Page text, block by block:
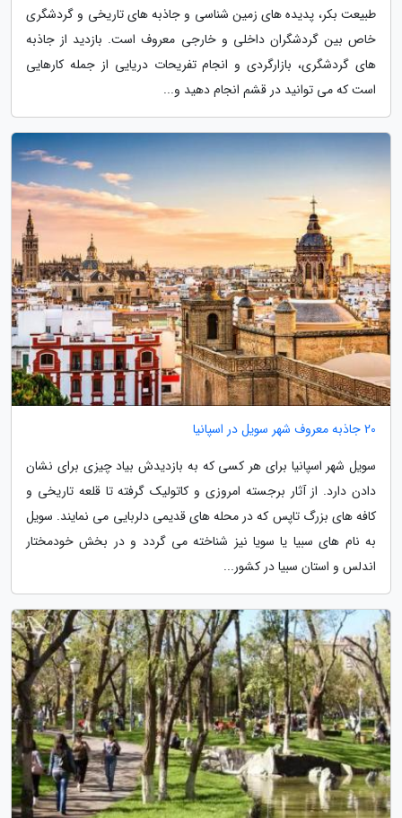
طبیعت بکر، پدیده های زمین شناسی و جاذبه های تاریخی و گردشگری
خاص بین گردشگران داخلی و خارجی معروف است. بازدید از جاذبه
های گردشگری، بازارگردی و انجام تفریحات دریایی از جمله کارهایی
است که می توانید در قشم انجام دهید و...
20 جاذبه معروف شهر سویل در اسپانیا
سویل شهر اسپانیا برای هر کسی که به بازدیدش بیاد چیزی برای نشان
دادن دارد. از آثار برجسته امروزی و کاتولیک گرفته تا قلعه تاریخی و
کافه های بزرگ تاپس که در محله های قدیمی دلربایی می نمایند. سویل
به نام های سبیا یا سویا نیز شناخته می گردد و در بخش خودمختار
اندلس و استان سبیا در کشور...